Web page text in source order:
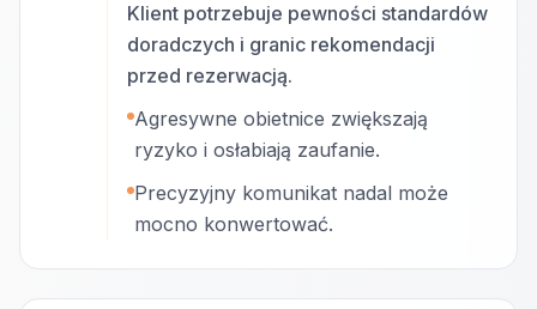
Klient potrzebuje pewności standardów
doradczych i granic rekomendacji
przed rezerwacją.
Agresywne obietnice zwiększają
ryzyko i osłabiają zaufanie.
Precyzyjny komunikat nadal może
mocno konwertować.